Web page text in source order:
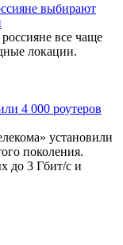
выбирают
все чаще
локации.
4 000 роутеров
установили
поколения.
до 3 Гбит/с и